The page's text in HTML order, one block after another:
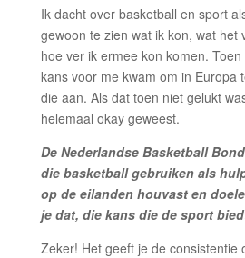
Ik dacht over basketball en sport
gewoon te zien wat ik kon, wat het
hoe ver ik ermee kon komen.
kans voor me kwam om in Europa
die aan. Als dat toen niet gelukt
helemaal okay geweest.
De Nederlandse Basketball
die basketball gebruiken als
op de eilanden houvast en
je dat, die kans die de sport
Zeker! Het geeft je de consistentie